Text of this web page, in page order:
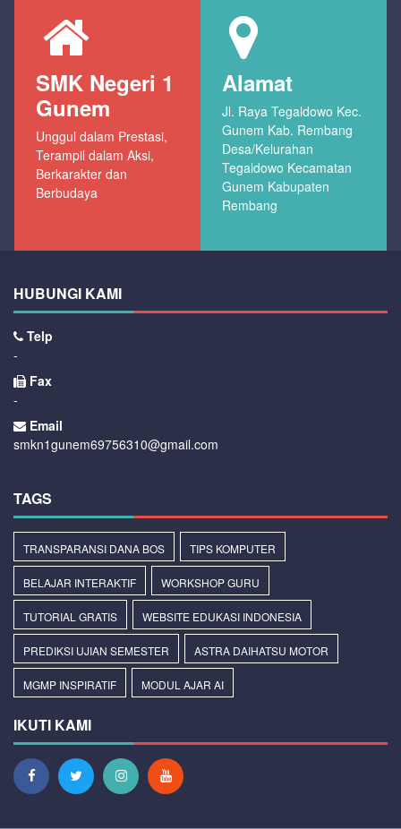
SMK Negeri 1
Gunem
Unggul dalam Prestasi,
Terampil dalam Aksi,
Berkarakter dan
Berbudaya
Alamat
Jl. Raya Tegaldowo Kec.
Gunem Kab. Rembang
Desa/Kelurahan
Tegaldowo Kecamatan
Gunem Kabupaten
Rembang
HUBUNGI KAMI
Telp
-
Fax
-
Email
smkn1gunem69756310@gmail.com
TAGS
TRANSPARANSI DANA BOS TIPS KOMPUTER
BELAJAR INTERAKTIF WORKSHOP GURU
TUTORIAL GRATIS WEBSITE EDUKASI INDONESIA
PREDIKSI UJIAN SEMESTER ASTRA DAIHATSU MOTOR
MGMP INSPIRATIF MODUL AJAR AI
IKUTI KAMI